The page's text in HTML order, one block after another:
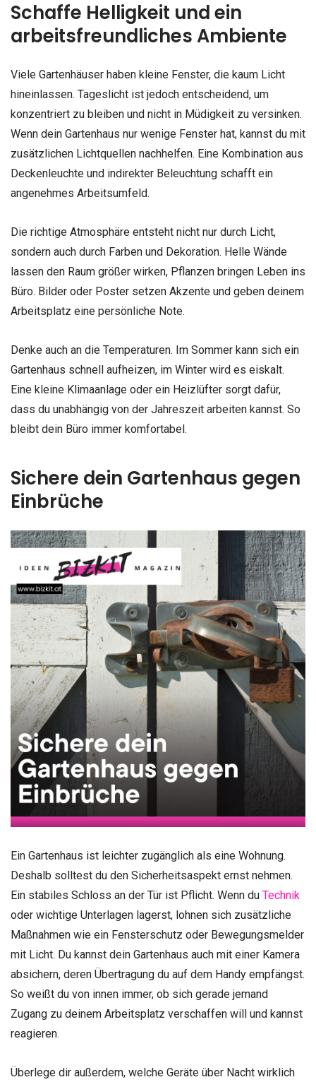
Schaffe Helligkeit und ein
arbeitsfreundliches Ambiente
Viele Gartenhäuser haben kleine Fenster, die kaum Licht
hineinlassen. Tageslicht ist jedoch entscheidend, um
konzentriert zu bleiben und nicht in Müdigkeit zu versinken.
Wenn dein Gartenhaus nur wenige Fenster hat, kannst du mit
zusätzlichen Lichtquellen nachhelfen. Eine Kombination aus
Deckenleuchte und indirekter Beleuchtung schafft ein
angenehmes Arbeitsumfeld.
Die richtige Atmosphäre entsteht nicht nur durch Licht,
sondern auch durch Farben und Dekoration. Helle Wände
lassen den Raum größer wirken, Pflanzen bringen Leben ins
Büro. Bilder oder Poster setzen Akzente und geben deinem
Arbeitsplatz eine persönliche Note.
Denke auch an die Temperaturen. Im Sommer kann sich ein
Gartenhaus schnell aufheizen, im Winter wird es eiskalt.
Eine kleine Klimaanlage oder ein Heizlüfter sorgt dafür,
dass du unabhängig von der Jahreszeit arbeiten kannst. So
bleibt dein Büro immer komfortabel.
Sichere dein Gartenhaus gegen
Einbrüche
Ein Gartenhaus ist leichter zugänglich als eine Wohnung.
Deshalb solltest du den Sicherheitsaspekt ernst nehmen.
Ein stabiles Schloss an der Tür ist Pflicht. Wenn du Technik
oder wichtige Unterlagen lagerst, lohnen sich zusätzliche
Maßnahmen wie ein Fensterschutz oder Bewegungsmelder
mit Licht. Du kannst dein Gartenhaus auch mit einer Kamera
absichern, deren Übertragung du auf dem Handy empfängst.
So weißt du von innen immer, ob sich gerade jemand
Zugang zu deinem Arbeitsplatz verschaffen will und kannst
reagieren.
Überlege dir außerdem, welche Geräte über Nacht wirklich